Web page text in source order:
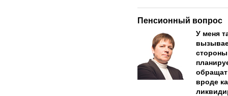
Пенсионный вопрос
У меня
вроде